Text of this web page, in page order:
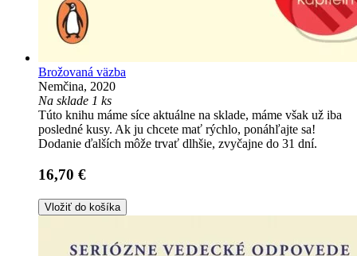
Brožovaná väzba
Nemčina, 2020
Na sklade 1 ks
Túto knihu máme síce aktuálne na sklade, máme však už iba
posledné kusy. Ak ju chcete mať rýchlo, ponáhľajte sa!
Dodanie ďalších môže trvať dlhšie, zvyčajne do 31 dní.
16,70 €
Vložiť do košíka